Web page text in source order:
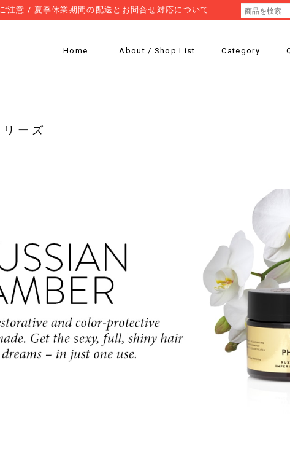
注意 / 夏季休業期間の配送とお問合せ対応について
Home About / Shop List Category
ーズ